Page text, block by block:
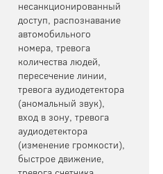
несанкционированный
доступ, распознавание
автомобильного
номера, тревога
количества людей,
пересечение линии,
тревога аудиодетектора
(аномальный звук),
вход в зону, тревога
аудиодетектора
(изменение громкости),
быстрое движение,